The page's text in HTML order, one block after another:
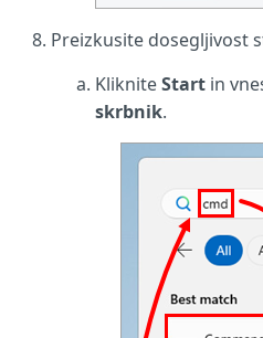
Preizkusite dosegljivost
KlikniteStart in
skrbnik.